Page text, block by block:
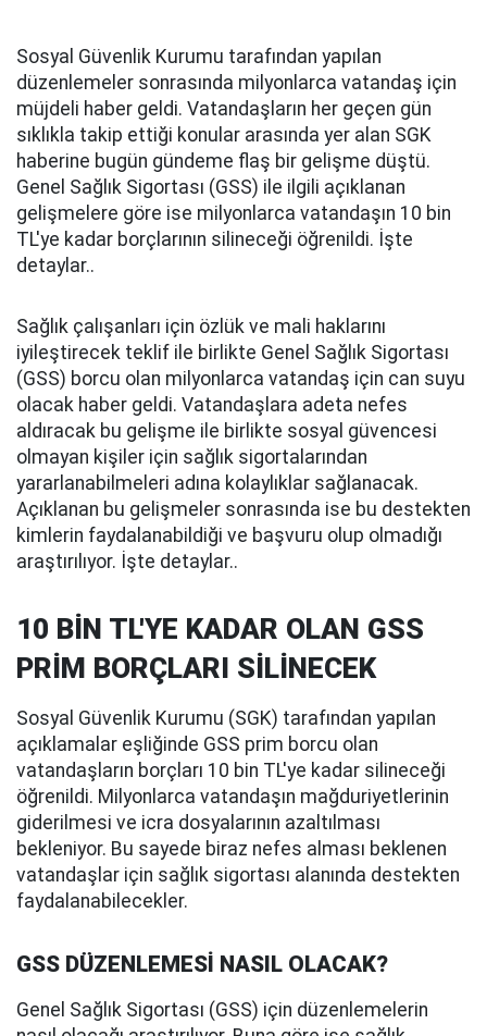
Sosyal Güvenlik Kurumu tarafından yapılan
düzenlemeler sonrasında milyonlarca vatandaş için
müjdeli haber geldi. Vatandaşların her geçen gün
sıklıkla takip ettiği konular arasında yer alan SGK
haberine bugün gündeme flaş bir gelişme düştü.
Genel Sağlık Sigortası (GSS) ile ilgili açıklanan
gelişmelere göre ise milyonlarca vatandaşın 10 bin
TL'ye kadar borçlarının silineceği öğrenildi. İşte
detaylar..
Sağlık çalışanları için özlük ve mali haklarını
iyileştirecek teklif ile birlikte Genel Sağlık Sigortası
(GSS) borcu olan milyonlarca vatandaş için can suyu
olacak haber geldi. Vatandaşlara adeta nefes
aldıracak bu gelişme ile birlikte sosyal güvencesi
olmayan kişiler için sağlık sigortalarından
yararlanabilmeleri adına kolaylıklar sağlanacak.
Açıklanan bu gelişmeler sonrasında ise bu destekten
kimlerin faydalanabildiği ve başvuru olup olmadığı
araştırılıyor. İşte detaylar..
10 BİN TL'YE KADAR OLAN GSS
PRİM BORÇLARI SİLİNECEK
Sosyal Güvenlik Kurumu (SGK) tarafından yapılan
açıklamalar eşliğinde GSS prim borcu olan
vatandaşların borçları 10 bin TL'ye kadar silineceği
öğrenildi. Milyonlarca vatandaşın mağduriyetlerinin
giderilmesi ve icra dosyalarının azaltılması
bekleniyor. Bu sayede biraz nefes alması beklenen
vatandaşlar için sağlık sigortası alanında destekten
faydalanabilecekler.
GSS DÜZENLEMESİ NASIL OLACAK?
Genel Sağlık Sigortası (GSS) için düzenlemelerin